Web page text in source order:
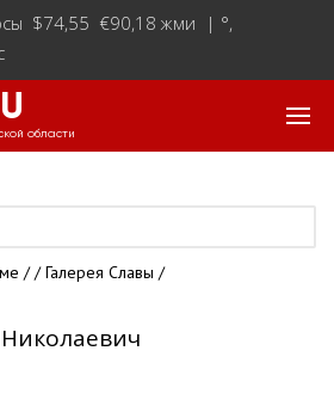
$74,55 €90,18 жми | °,
области
//Галерея Славы /